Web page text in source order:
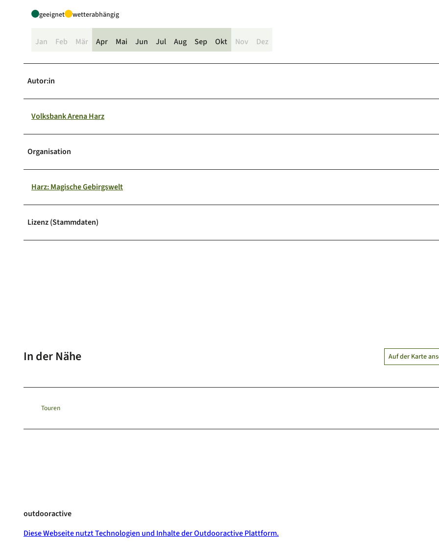
geeignet wetterabhängig
Jan Feb Mär Apr Mai Jun Jul Aug Sep Okt Nov Dez
Autor:in
Volksbank Arena Harz
Organisation
Harz: Magische Gebirgswelt
Lizenz (Stammdaten)
In der Nähe Auf der Karte
Touren
outdooractive
Diese Webseite nutzt Technologien und Inhalte der Outdooractive Plattform.